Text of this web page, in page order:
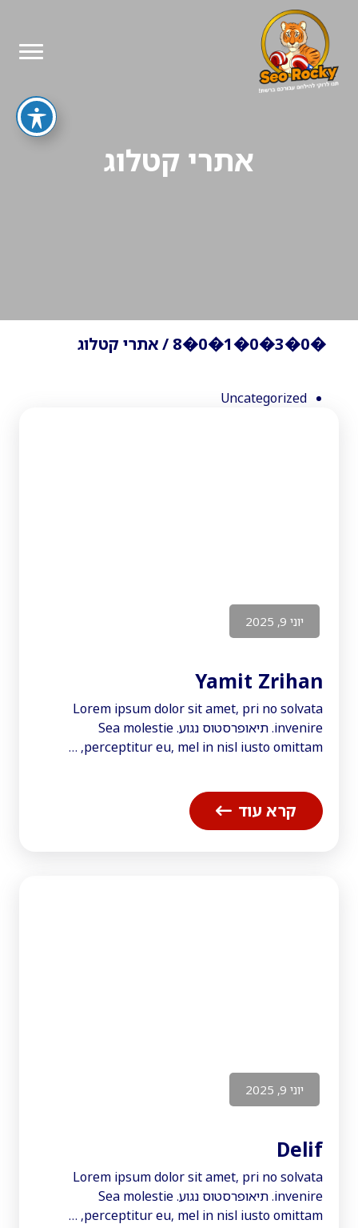
אתרי קטלוג
�0�3�0�1�0�8
/אתרי קטלוג
Uncategorized
יוני 9, 2025
Yamit Zrihan
Lorem ipsum dolor sit amet, pri no solvata
invenire. תיאופרסטוס נגוע. Sea molestie
perceptitur eu, mel in nisl iusto omittam, …
קרא עוד
יוני 9, 2025
Delif
Lorem ipsum dolor sit amet, pri no solvata
invenire. תיאופרסטוס נגוע. Sea molestie
perceptitur eu, mel in nisl iusto omittam, …